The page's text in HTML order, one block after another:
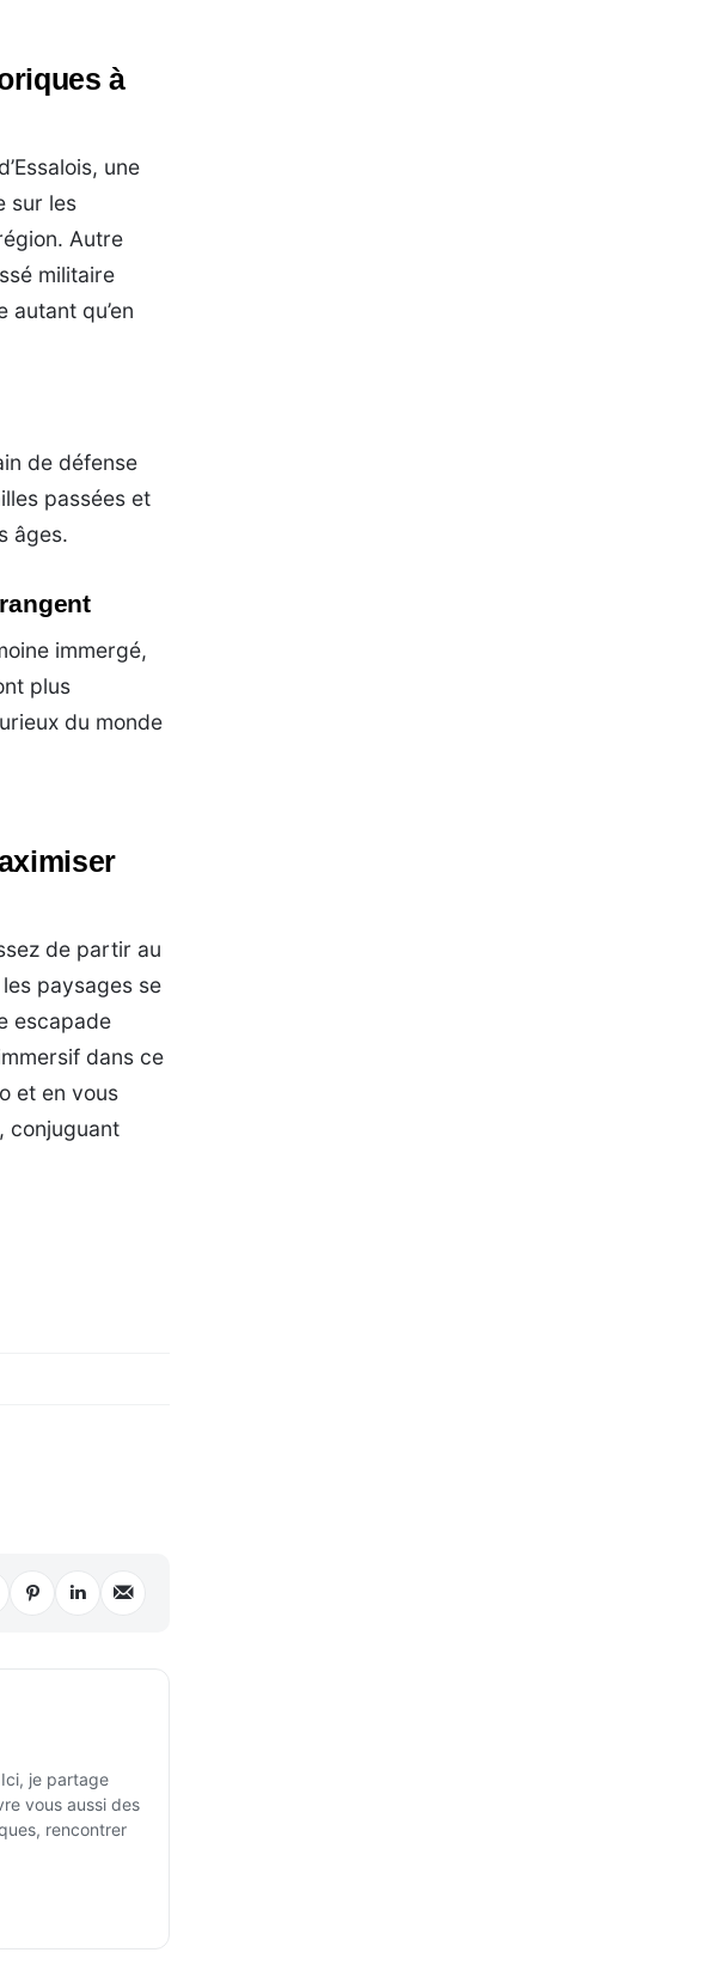
à
une
sur les
Autre
militaire
qu’en
de défense
passées et
âges.
immergé,
plus
du monde
de partir au
paysages se
escapade
dans ce
et en vous
conjuguant
je partage
vous aussi des
rencontrer